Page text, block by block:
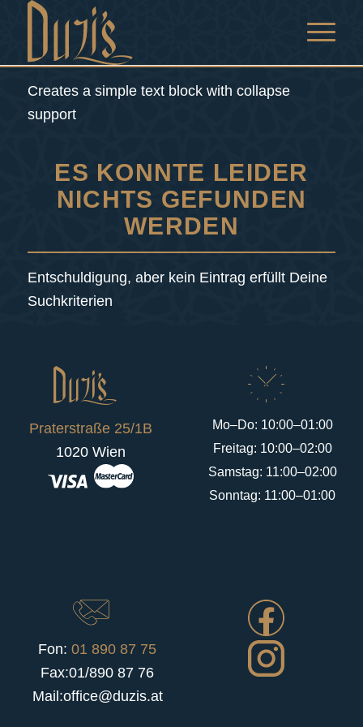
Creates a simple text block with collapse
support
ES KONNTE LEIDER
NICHTS GEFUNDEN
WERDEN
Entschuldigung, aber kein Eintrag erfüllt Deine
Suchkriterien
Praterstraße 25/1B
1020 Wien
Mo–Do: 10:00–01:00
Freitag: 10:00–02:00
Samstag: 11:00–02:00
Sonntag: 11:00–01:00
Fon: 01 890 87 75
Fax:01/890 87 76
Mail:office@duzis.at